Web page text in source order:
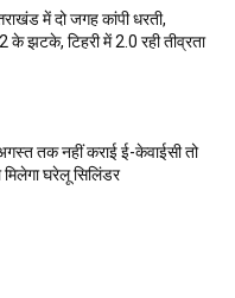
में दो जगह कांपी धरती,
के झटके, टिहरी में 2.0 रही तीव्रता
तक नहीं कराई ई-केवाईसी तो
मिलेगा घरेलू सिलिंडर